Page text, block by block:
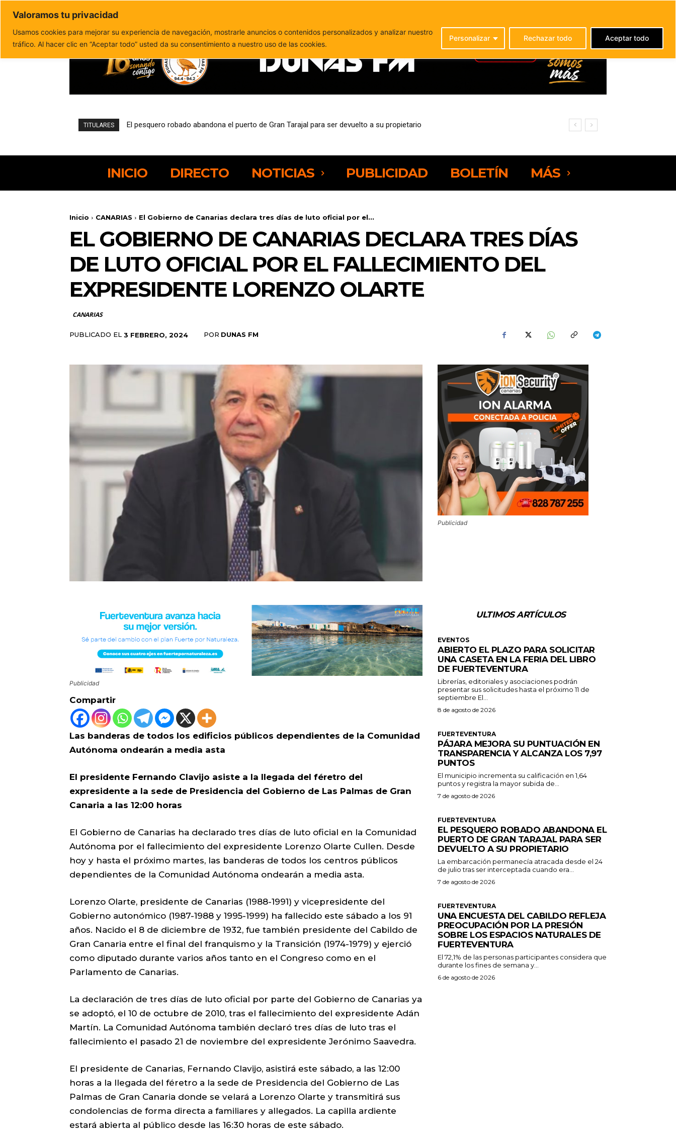
Valoramos tu privacidad
Usamos cookies para mejorar su experiencia de navegación, mostrarle anuncios o contenidos personalizados y analizar nuestro
tráfico. Al hacer clic en “Aceptar todo” usted da su consentimiento a nuestro uso de las cookies.
Personalizar Rechazar todo Aceptar todo
Política de privacidad
TITULARES El pesquero robado abandona el puerto de Gran Tarajal para ser devuelto a su propietario
Una encuesta del Cabildo refleja preocupación por la presión sobre los espacios naturales de Fuerteventura
INICIO DIRECTO NOTICIAS PUBLICIDAD BOLETÍN MÁS
Inicio CANARIAS El Gobierno de Canarias declara tres días de luto oficial por el...
EL GOBIERNO DE CANARIAS DECLARA TRES DÍAS
DE LUTO OFICIAL POR EL FALLECIMIENTO DEL
EXPRESIDENTE LORENZO OLARTE
CANARIAS
PUBLICADO EL 3 FEBRERO, 2024 POR DUNAS FM
Publicidad
Publicidad
Compartir
Las banderas de todos los edificios públicos dependientes de la Comunidad
Autónoma ondearán a media asta
El presidente Fernando Clavijo asiste a la llegada del féretro del
expresidente a la sede de Presidencia del Gobierno de Las Palmas de Gran
Canaria a las 12:00 horas
El Gobierno de Canarias ha declarado tres días de luto oficial en la Comunidad
Autónoma por el fallecimiento del expresidente Lorenzo Olarte Cullen. Desde
hoy y hasta el próximo martes, las banderas de todos los centros públicos
dependientes de la Comunidad Autónoma ondearán a media asta.
Lorenzo Olarte, presidente de Canarias (1988-1991) y vicepresidente del
Gobierno autonómico (1987-1988 y 1995-1999) ha fallecido este sábado a los 91
años. Nacido el 8 de diciembre de 1932, fue también presidente del Cabildo de
Gran Canaria entre el final del franquismo y la Transición (1974-1979) y ejerció
como diputado durante varios años tanto en el Congreso como en el
Parlamento de Canarias.
La declaración de tres días de luto oficial por parte del Gobierno de Canarias ya
se adoptó, el 10 de octubre de 2010, tras el fallecimiento del expresidente Adán
Martín. La Comunidad Autónoma también declaró tres días de luto tras el
fallecimiento el pasado 21 de noviembre del expresidente Jerónimo Saavedra.
El presidente de Canarias, Fernando Clavijo, asistirá este sábado, a las 12:00
horas a la llegada del féretro a la sede de Presidencia del Gobierno de Las
Palmas de Gran Canaria donde se velará a Lorenzo Olarte y transmitirá sus
condolencias de forma directa a familiares y allegados. La capilla ardiente
estará abierta al público desde las 16:30 horas de este sábado.
ULTIMOS ARTÍCULOS
EVENTOS
ABIERTO EL PLAZO PARA SOLICITAR
UNA CASETA EN LA FERIA DEL LIBRO
DE FUERTEVENTURA
Librerías, editoriales y asociaciones podrán
presentar sus solicitudes hasta el próximo 11 de
septiembre El...
8 de agosto de 2026
FUERTEVENTURA
PÁJARA MEJORA SU PUNTUACIÓN EN
TRANSPARENCIA Y ALCANZA LOS 7,97
PUNTOS
El municipio incrementa su calificación en 1,64
puntos y registra la mayor subida de...
7 de agosto de 2026
FUERTEVENTURA
EL PESQUERO ROBADO ABANDONA EL
PUERTO DE GRAN TARAJAL PARA SER
DEVUELTO A SU PROPIETARIO
La embarcación permanecía atracada desde el 24
de julio tras ser interceptada cuando era...
7 de agosto de 2026
FUERTEVENTURA
UNA ENCUESTA DEL CABILDO REFLEJA
PREOCUPACIÓN POR LA PRESIÓN
SOBRE LOS ESPACIOS NATURALES DE
FUERTEVENTURA
El 72,1% de las personas participantes considera que
durante los fines de semana y...
6 de agosto de 2026